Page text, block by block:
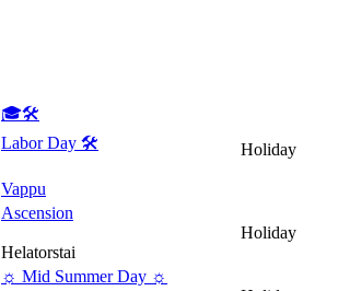
🎓🛠
Labor Day 🛠
Vappu
Holiday
Ascension
Helatorstai
Holiday
☼ Mid Summer Day ☼